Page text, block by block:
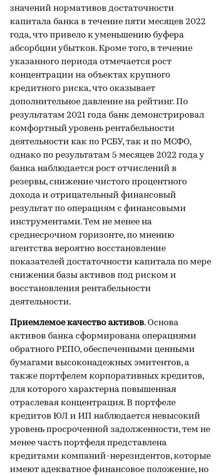
значений нормативов достаточности
капитала банка в течение пяти месяцев 2022
года, что привело к уменьшению буфера
абсорбции убытков. Кроме того, в течение
указанного периода отмечается рост
концентрации на объектах крупного
кредитного риска, что оказывает
дополнительное давление на рейтинг. По
результатам 2021 года банк демонстрировал
комфортный уровень рентабельности
деятельности как по РСБУ, так и по МСФО,
однако по результатам 5 месяцев 2022 года у
банка наблюдается рост отчислений в
резервы, снижение чистого процентного
дохода и отрицательный финансовый
результат по операциям с финансовыми
инструментами. Тем не менее на
среднесрочном горизонте, по мнению
агентства вероятно восстановление
показателей достаточности капитала по мере
снижения базы активов под риском и
восстановления рентабельности
деятельности.
Приемлемое качество активов. Основа
активов банка сформирована операциями
обратного РЕПО, обеспеченными ценными
бумагами высоконадежных эмитентов, а
также портфелем корпоративных кредитов,
для которого характерна повышенная
отраслевая концентрация. В портфеле
кредитов ЮЛ и ИП наблюдается невысокий
уровень просроченной задолженности, тем не
менее часть портфеля представлена
кредитами компаний-нерезидентов, которые
имеют адекватное финансовое положение, но